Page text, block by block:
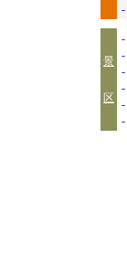
-
景
区
-
-
-
-
-
-